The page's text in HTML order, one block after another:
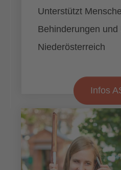
Unterstützt
Behinderungen
Niederösterreich
Infos